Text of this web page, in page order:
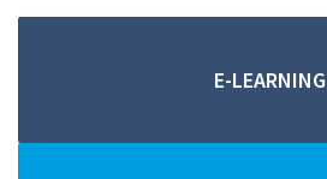
E-LEARNING